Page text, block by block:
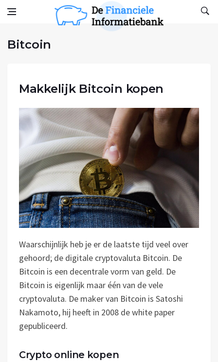
Bitcoin
De financiele Informatiebank
Het blog voor financiën
Bitcoin
Makkelijk Bitcoin kopen
Waarschijnlijk heb je er de laatste tijd veel over
gehoord; de digitale cryptovaluta Bitcoin. De
Bitcoin is een decentrale vorm van geld. De
Bitcoin is eigenlijk maar één van de vele
cryptovaluta. De maker van Bitcoin is Satoshi
Nakamoto, hij heeft in 2008 de white paper
gepubliceerd.
Crypto online kopen